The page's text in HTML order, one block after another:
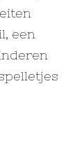
een